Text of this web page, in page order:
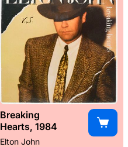
Breaking
Hearts, 1984
Elton John